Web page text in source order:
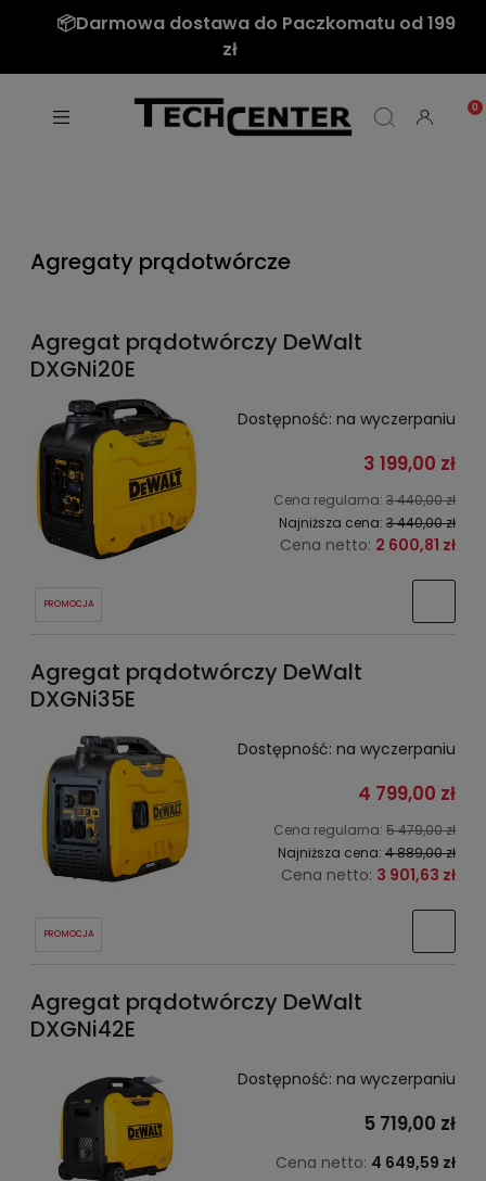
📦Darmowa dostawa do Paczkomatu od 199
zł
Agregaty prądotwórcze
Agregat prądotwórczy DeWalt
DXGNi20E
Dostępność: na wyczerpaniu
3 199,00 zł
Cena regularna: 3 440,00 zł
Najniższa cena: 3 440,00 zł
Cena netto: 2 600,81 zł
PROMOCJA
Agregat prądotwórczy DeWalt
DXGNi35E
Dostępność: na wyczerpaniu
4 799,00 zł
Cena regularna: 5 479,00 zł
Najniższa cena: 4 889,00 zł
Cena netto: 3 901,63 zł
PROMOCJA
Agregat prądotwórczy DeWalt
DXGNi42E
Dostępność: na wyczerpaniu
5 719,00 zł
Cena netto: 4 649,59 zł